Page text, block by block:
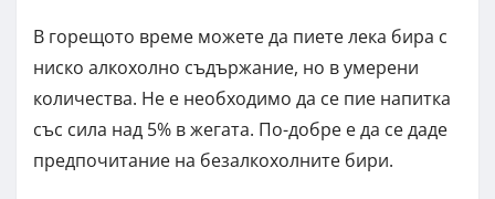
В горещото време можете да пиете лека бира с
ниско алкохолно съдържание, но в умерени
количества. Не е необходимо да се пие напитка
със сила над 5% в жегата. По-добре е да се даде
предпочитание на безалкохолните бири.